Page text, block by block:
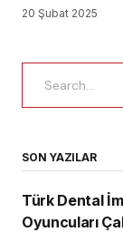
20 Şubat 2025
SON YAZILAR
Türk Dental
Oyuncuları